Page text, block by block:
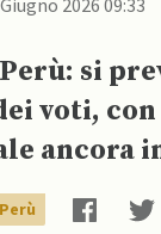
2026 09:33
si
voti,
ancora
Perù